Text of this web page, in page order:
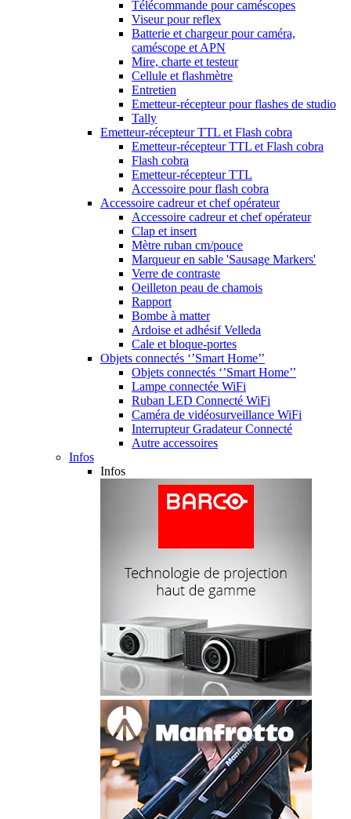
Télécommande pour caméscopes
Viseur pour reflex
Batterie et chargeur pour caméra,
caméscope et APN
Mire, charte et testeur
Cellule et flashmètre
Entretien
Emetteur-récepteur pour flashes de studio
Tally
Emetteur-récepteur TTL et Flash cobra
Emetteur-récepteur TTL et Flash cobra
Flash cobra
Emetteur-récepteur TTL
Accessoire pour flash cobra
Accessoire cadreur et chef opérateur
Accessoire cadreur et chef opérateur
Clap et insert
Mètre ruban cm/pouce
Marqueur en sable 'Sausage Markers'
Verre de contraste
Oeilleton peau de chamois
Rapport
Bombe à matter
Ardoise et adhésif Velleda
Cale et bloque-portes
Objets connectés ‘’Smart Home’’
Objets connectés ‘’Smart Home’’
Lampe connectée WiFi
Ruban LED Connecté WiFi
Caméra de vidéosurveillance WiFi
Interrupteur Gradateur Connecté
Autre accessoires
Infos
Infos